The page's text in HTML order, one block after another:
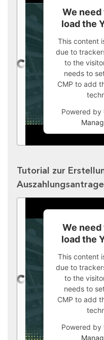
We
load the
This content
due to
to the
needs to
CMP to add
Powered by
Tutorial zur
We
load the
This content
due to
to the
needs to
CMP to add
Powered by